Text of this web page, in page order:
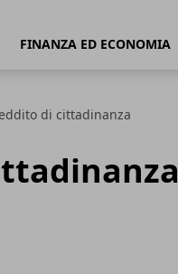
FINANZA ED ECONOMIA
di cittadinanza